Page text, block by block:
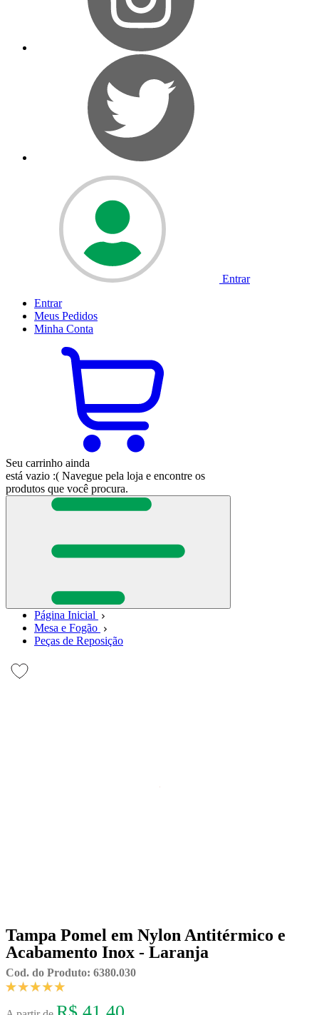
Entrar
Entrar
Meus Pedidos
Minha Conta
Seu carrinho ainda
está vazio :( Navegue pela loja e encontre os
produtos que você procura.
Página Inicial
Mesa e Fogão
Peças de Reposição
Tampa Pomel em Nylon Antitérmico e
Acabamento Inox - Laranja
Cod. do Produto: 6380.030